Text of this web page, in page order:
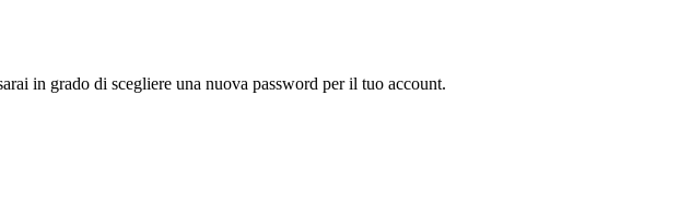
in grado di scegliere una nuova password per il tuo account.